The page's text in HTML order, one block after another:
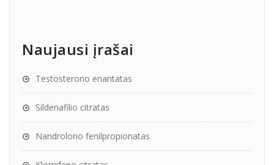
Naujausi įrašai
Testosterono enantatas
Sildenafilio citratas
Nandrolono fenilpropionatas